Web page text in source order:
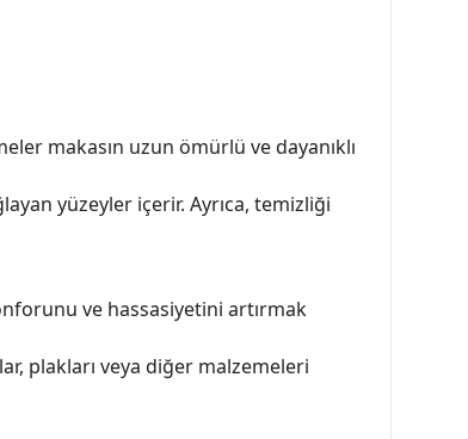
makasın uzun ömürlü ve dayanıklı
yüzeyler içerir. Ayrıca, temizliği
ve hassasiyetini artırmak
plakları veya diğer malzemeleri